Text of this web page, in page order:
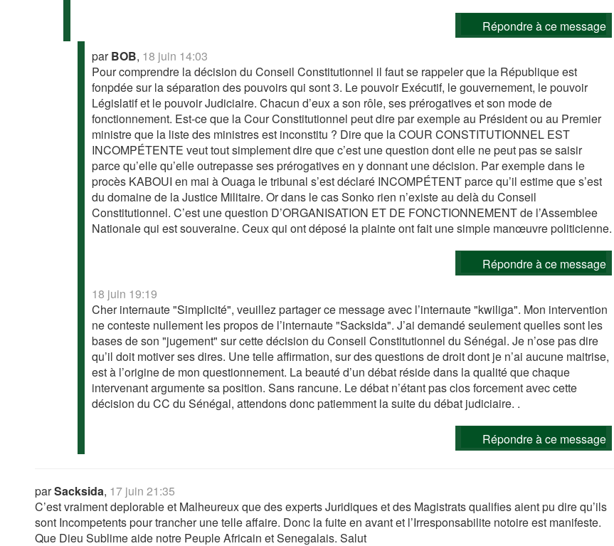
Répondre à ce message
parBOB, 18 juin 14:03
Pour comprendre la décision du Conseil Constitutionnel il faut se rappeler que la République est
fonpdée sur la séparation des pouvoirs qui sont 3. Le pouvoir Exécutif, le gouvernement, le pouvoir
Législatif et le pouvoir Judiciaire. Chacun d’eux a son rôle, ses prérogatives et son mode de
fonctionnement. Est-ce que la Cour Constitutionnel peut dire par exemple au Président ou au Premier
ministre que la liste des ministres est inconstitu ? Dire que la COUR CONSTITUTIONNEL EST
INCOMPÉTENTE veut tout simplement dire que c’est une question dont elle ne peut pas se saisir
parce qu’elle qu’elle outrepasse ses prérogatives en y donnant une décision. Par exemple dans le
procès KABOUI en mai à Ouaga le tribunal s’est déclaré INCOMPÉTENT parce qu’il estime que s’est
du domaine de la Justice Militaire. Or dans le cas Sonko rien n’existe au delà du Conseil
Constitutionnel. C’est une question D’ORGANISATION ET DE FONCTIONNEMENT de l’Assemblee
Nationale qui est souveraine. Ceux qui ont déposé la plainte ont fait une simple manœuvre politicienne.
Répondre à ce message
18 juin 19:19
Cher internaute "Simplicité", veuillez partager ce message avec l’internaute "kwiliga". Mon intervention
ne conteste nullement les propos de l’internaute "Sacksida". J’ai demandé seulement quelles sont les
bases de son "jugement" sur cette décision du Conseil Constitutionnel du Sénégal. Je n’ose pas dire
qu’il doit motiver ses dires. Une telle affirmation, sur des questions de droit dont je n’ai aucune maitrise,
est à l’origine de mon questionnement. La beauté d’un débat réside dans la qualité que chaque
intervenant argumente sa position. Sans rancune. Le débat n’étant pas clos forcement avec cette
décision du CC du Sénégal, attendons donc patiemment la suite du débat judiciaire. .
Répondre à ce message
parSacksida, 17 juin 21:35
C’est vraiment deplorable et Malheureux que des experts Juridiques et des Magistrats qualifies aient pu dire qu’ils
sont Incompetents pour trancher une telle affaire. Donc la fuite en avant et l’Irresponsabilite notoire est manifeste.
Que Dieu Sublime aide notre Peuple Africain et Senegalais. Salut